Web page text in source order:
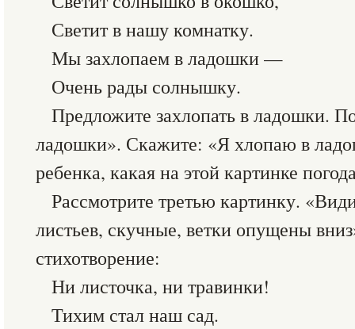
Светит в нашу комнатку.
Мы захлопаем в ладошки —
Очень рады солнышку.
Предложите захлопать в ладошки.
ладошки». Скажите: «Я хлопаю в
ребенка, какая на этой картинке
Рассмотрите третью картинку.
листьев, скучные, ветки опущены
стихотворение:
Ни листочка, ни травинки!
Тихим стал наш сад.